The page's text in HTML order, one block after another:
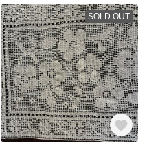
SOLD OUT